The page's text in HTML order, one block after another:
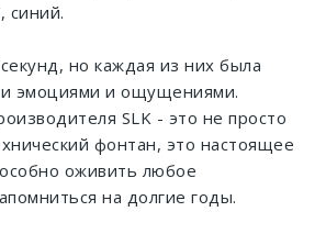
синий.
но каждая из них была
эмоциями и ощущениями.
SLK - это не просто
фонтан, это настоящее
оживить любое
на долгие годы.